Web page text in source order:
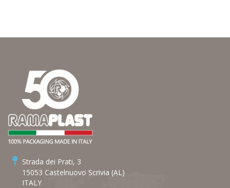
Strada dei Prati, 3
15053 Castelnuovo Scrivia (AL)
ITALY